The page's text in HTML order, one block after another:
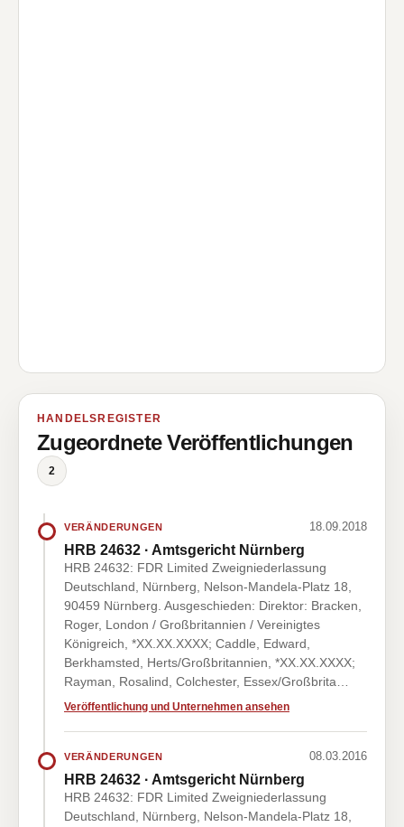
HANDELSREGISTER
Zugeordnete Veröffentlichungen
2
VERÄNDERUNGEN 18.09.2018
HRB 24632 · Amtsgericht Nürnberg
HRB 24632: FDR Limited Zweigniederlassung
Deutschland, Nürnberg, Nelson-Mandela-Platz 18,
90459 Nürnberg. Ausgeschieden: Direktor: Bracken,
Roger, London / Großbritannien / Vereinigtes
Königreich, *XX.XX.XXXX; Caddle, Edward,
Berkhamsted, Herts/Großbritannien, *XX.XX.XXXX;
Rayman, Rosalind, Colchester, Essex/Großbrita…
Veröffentlichung und Unternehmen ansehen
VERÄNDERUNGEN 08.03.2016
HRB 24632 · Amtsgericht Nürnberg
HRB 24632: FDR Limited Zweigniederlassung
Deutschland, Nürnberg, Nelson-Mandela-Platz 18,